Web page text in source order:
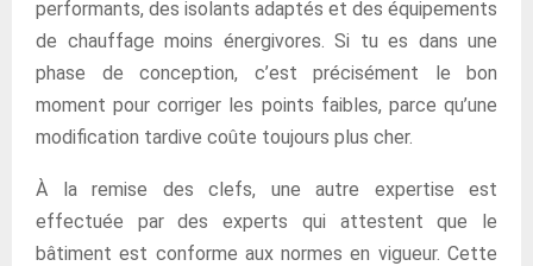
performants, des isolants adaptés et des équipements
de chauffage moins énergivores. Si tu es dans une
phase de conception, c’est précisément le bon
moment pour corriger les points faibles, parce qu’une
modification tardive coûte toujours plus cher.
À la remise des clefs, une autre expertise est
effectuée par des experts qui attestent que le
bâtiment est conforme aux normes en vigueur. Cette